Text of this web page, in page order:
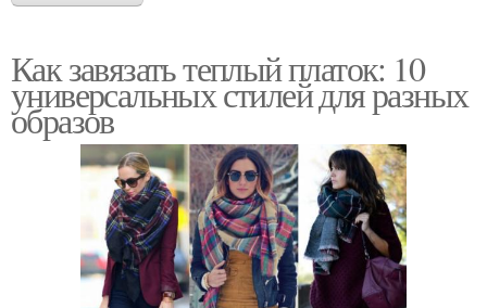
Как завязать теплый платок: 10
универсальных стилей для разных
образов